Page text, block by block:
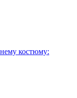
костюму: